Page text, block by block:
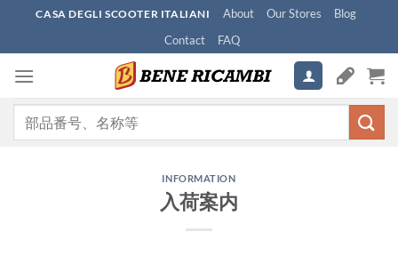
content
CASA DEGLI SCOOTER ITALIANI About Our Stores
Blog
Contact
FAQ
INFORMATION
入荷案内